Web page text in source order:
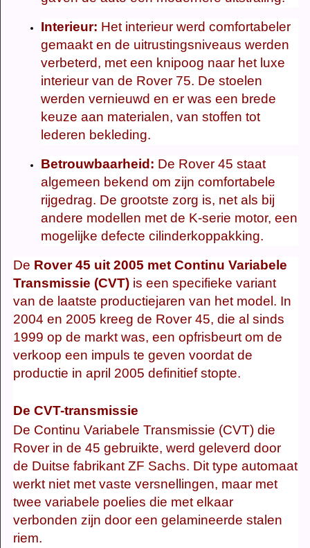
Interieur: Het interieur werd comfortabeler
gemaakt en de uitrustingsniveaus werden
verbeterd, met een knipoog naar het luxe
interieur van de Rover 75. De stoelen
werden vernieuwd en er was een brede
keuze aan materialen, van stoffen tot
lederen bekleding.
Betrouwbaarheid: De Rover 45 staat
algemeen bekend om zijn comfortabele
rijgedrag. De grootste zorg is, net als bij
andere modellen met de K-serie motor, een
mogelijke defecte cilinderkoppakking.
De Rover 45 uit 2005 met Continu Variabele
Transmissie (CVT)is een specifieke variant
van de laatste productiejaren van het model. In
2004 en 2005 kreeg de Rover 45, die al sinds
1999 op de markt was, een opfrisbeurt om de
verkoop een impuls te geven voordat de
productie in april 2005 definitief stopte.
De CVT-transmissie
De Continu Variabele Transmissie (CVT) die
Rover in de 45 gebruikte, werd geleverd door
de Duitse fabrikant ZF Sachs. Dit type automaat
werkt niet met vaste versnellingen, maar met
twee variabele poelies die met elkaar
verbonden zijn door een gelamineerde stalen
riem.